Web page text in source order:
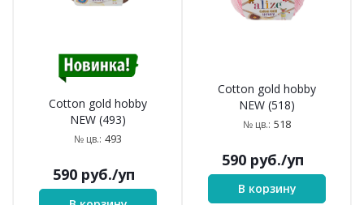
Cotton gold hobby
NEW (493)
№ цв.: 493
590 руб./уп
Cotton gold hobby
NEW (518)
№ цв.: 518
590 руб./уп
В корзину